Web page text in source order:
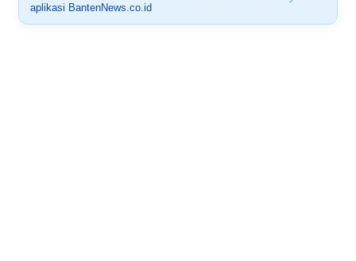
aplikasi BantenNews.co.id